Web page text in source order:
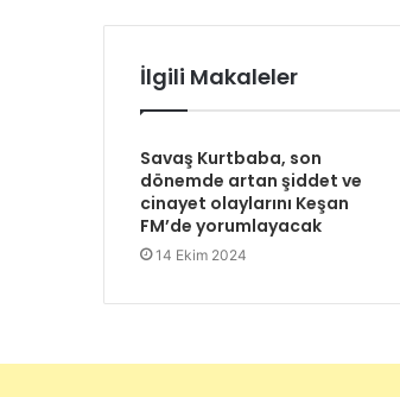
İlgili Makaleler
Savaş Kurtbaba, son
dönemde artan şiddet ve
cinayet olaylarını Keşan
FM’de yorumlayacak
14 Ekim 2024